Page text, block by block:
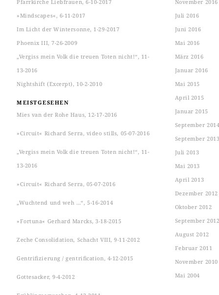
Pfarrkirche Liebfrauen, 6-10-2017
»Mindscapes«, 6-11-2017
Im Licht der Wintersonne, 1-29-2017
Phoenix III, 7-26-2009
„Vergiss mein Volk die treuen Toten nicht!“, 11-
13-2016
Nightshift (Excerpt), 10-2-2010
MEISTGESEHEN
Mies van der Rohe Haus, 12-17-2016
»Circuit« Richard Serra, video stills, 05-07-2016
„Vergiss mein Volk die treuen Toten nicht!“, 11-
13-2016
»Circuit« Richard Serra, 05-07-2016
„Wuchtend und weh …“, 5-16-2014
»Fortuna« Gerhard Marcks, 3-18-2015
Zeche Consolidation, Schacht VIII, 9-11-2012
Gentrifizierung / gentrification, 4-12-2015
Gottesacker, 9-4-2012
November 2016
Juli 2016
Juni 2016
Mai 2016
März 2016
Januar 2016
Mai 2015
April 2015
Januar 2015
September
September
Juli 2013
Mai 2013
April 2013
Dezember 2012
Oktober 2012
September
August 2012
Februar 2011
November 2010
Mai 2004